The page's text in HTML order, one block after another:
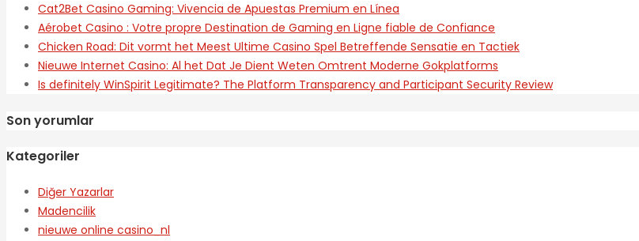
Cat2Bet Casino Gaming: Vivencia de Apuestas Premium en Línea
Aérobet Casino : Votre propre Destination de Gaming en Ligne fiable de Confiance
Chicken Road: Dit vormt het Meest Ultime Casino Spel Betreffende Sensatie en Tactiek
Nieuwe Internet Casino: Al het Dat Je Dient Weten Omtrent Moderne Gokplatforms
Is definitely WinSpirit Legitimate? The Platform Transparency and Participant Security Review
Son yorumlar
Kategoriler
Diğer Yazarlar
Madencilik
nieuwe online casino_nl